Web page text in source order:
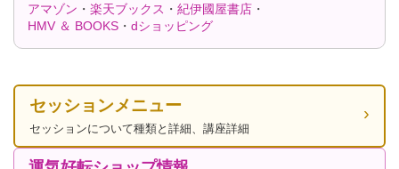
アマゾン ・ 楽天ブックス ・ 紀伊國屋書店 ・
HMV ＆ BOOKS ・ dショッピング
セッションメニュー
セッションについて種類と詳細、講座詳細